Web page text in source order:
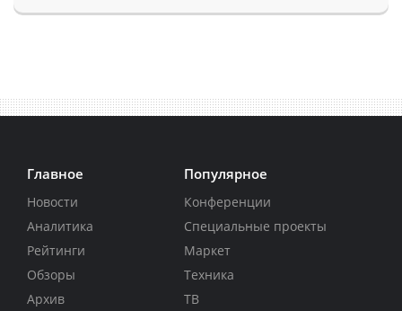
Главное
Новости
Аналитика
Рейтинги
Обзоры
Архив
Популярное
Конференции
Специальные проекты
Маркет
Техника
ТВ